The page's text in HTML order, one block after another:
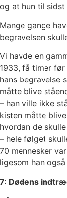
og at hun til sidst
Mange gange
begravelsen
Vi havde en
1933, få timer før
hans begravelse
måtte blive
– han ville ikke
kisten måtte
hvordan de
– hele følget
70 mennesker
ligesom han
7: Dødens